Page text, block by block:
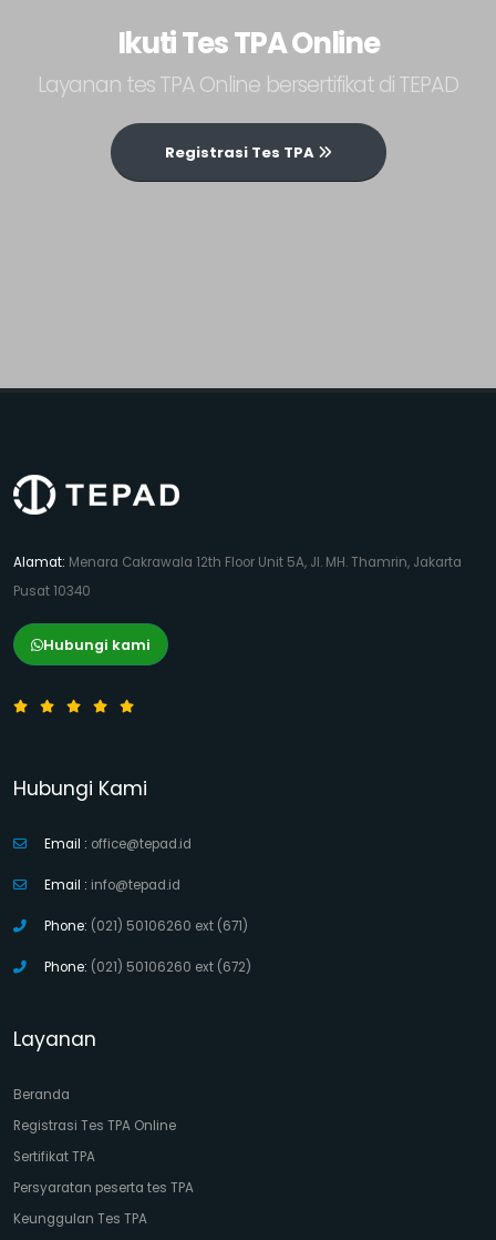
Ikuti Tes TPA Online
Layanan tes TPA Online bersertifikat di TEPAD
Registrasi Tes TPA
Alamat: Menara Cakrawala 12th Floor Unit 5A, Jl. MH. Thamrin, Jakarta
Pusat 10340
Hubungi kami
Hubungi Kami
Email : office@tepad.id
Email : info@tepad.id
Phone: (021) 50106260 ext (671)
Phone: (021) 50106260 ext (672)
Layanan
Beranda
Registrasi Tes TPA Online
Sertifikat TPA
Persyaratan peserta tes TPA
Keunggulan Tes TPA